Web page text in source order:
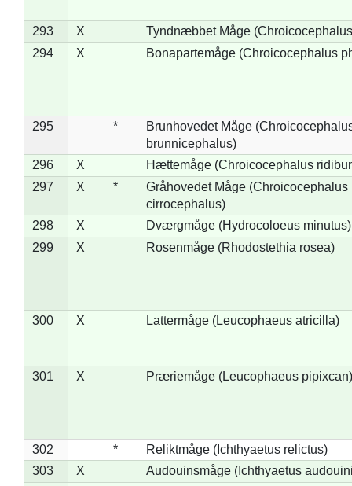
293 X
Tyndnæbbet Måge
294
X Bonapartemåge (Chroicocephalus
295 *
Brunhovedet Måge
brunnicephalus)
296
X
Hættemåge (Chroicocephalus
297
X *
Gråhovedet Måge (Chroicocephalus
cirrocephalus)
298
X
Dværgmåge (Hydrocoloeus minutus)
299
X Rosenmåge (Rhodostethia rosea)
300 X Lattermåge (Leucophaeus atricilla)
301 X Præriemåge (Leucophaeus pipixcan)
302 *
Reliktmåge (Ichthyaetus relictus)
303
X
Audouinsmåge (Ichthyaetus